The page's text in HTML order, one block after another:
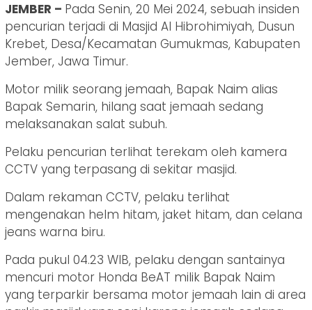
JEMBER – Pada Senin, 20 Mei 2024, sebuah insiden
pencurian terjadi di Masjid Al Hibrohimiyah, Dusun
Krebet, Desa/Kecamatan Gumukmas, Kabupaten
Jember, Jawa Timur.
Motor milik seorang jemaah, Bapak Naim alias
Bapak Semarin, hilang saat jemaah sedang
melaksanakan salat subuh.
Pelaku pencurian terlihat terekam oleh kamera
CCTV yang terpasang di sekitar masjid.
Dalam rekaman CCTV, pelaku terlihat
mengenakan helm hitam, jaket hitam, dan celana
jeans warna biru.
Pada pukul 04.23 WIB, pelaku dengan santainya
mencuri motor Honda BeAT milik Bapak Naim
yang terparkir bersama motor jemaah lain di area